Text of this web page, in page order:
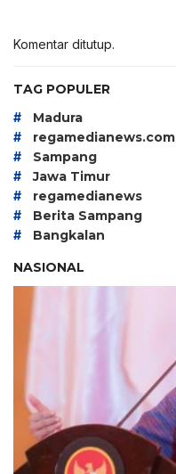
Komentar ditutup.
TAG POPULER
# Madura
# regamedianews.com
# Sampang
# Jawa Timur
# regamedianews
# Berita Sampang
#
Bangkalan
NASIONAL